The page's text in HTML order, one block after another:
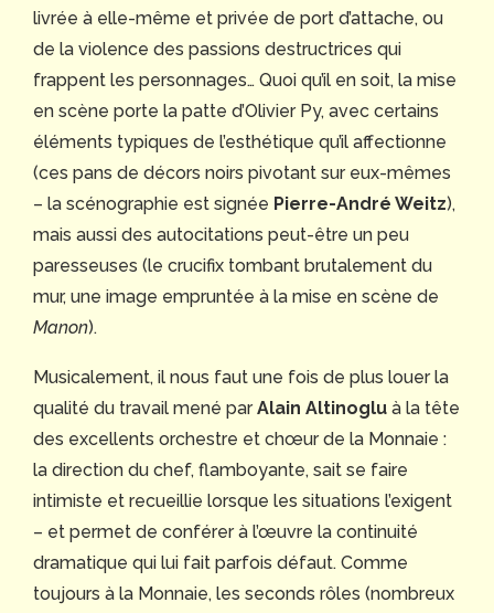
livrée à elle-même et privée de port d’attache, ou
de la violence des passions destructrices qui
frappent les personnages… Quoi qu’il en soit, la mise
en scène porte la patte d’Olivier Py, avec certains
éléments typiques de l’esthétique qu’il affectionne
(ces pans de décors noirs pivotant sur eux-mêmes
– la scénographie est signée Pierre-André Weitz),
mais aussi des autocitations peut-être un peu
paresseuses (le crucifix tombant brutalement du
mur, une image empruntée à la mise en scène de
Manon).
Musicalement, il nous faut une fois de plus louer la
qualité du travail mené parAlain Altinoglu à la tête
des excellents orchestre et chœur de la Monnaie :
la direction du chef, flamboyante, sait se faire
intimiste et recueillie lorsque les situations l’exigent
– et permet de conférer à l’œuvre la continuité
dramatique qui lui fait parfois défaut. Comme
toujours à la Monnaie, les seconds rôles (nombreux